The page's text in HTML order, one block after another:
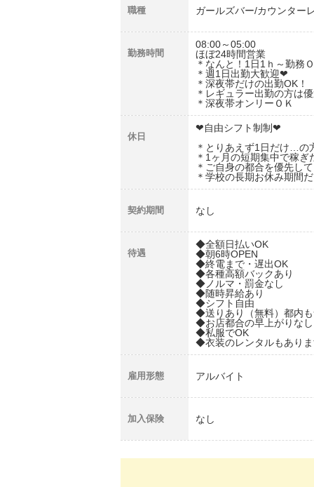
職種 ガールズバー/カウンター
勤務時間
08:00～05:00
ほぼ24時間営業
＊なんと！1日1ｈ～勤務
＊週1日出勤大歓迎❤
＊深夜帯だけの出勤OK！
＊レギュラー出勤の方は
＊深夜帯オンリーＯＫ
休日
❤自由シフト制制❤
＊とりあえず1日だけ…の
＊1ヶ月の短期集中で稼ぎ
＊ご自身の都合を優先し
＊学校の長期お休み期間
契約期間 なし
待遇
◆全額日払いOK
◆朝6時OPEN
◆終電まで・遅出OK
◆各種高額バックあり
◆ノルマ・罰金なし
◆随時昇給あり
◆シフト自由
◆送りあり（無料）都内
◆お店都合の早上がりなし
◆私服でOK
◆衣装のレンタルもあり
雇用形態 アルバイト
加入保険 なし